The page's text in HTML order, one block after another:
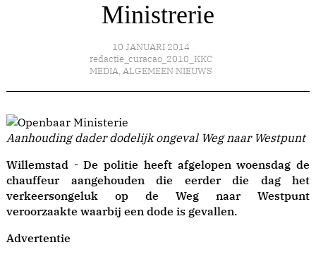
Ministrerie
10 JANUARI 2014
redactie_curacao_2010_KKC
MEDIA, ALGEMEEN NIEUWS
Aanhouding dader dodelijk ongeval Weg naar Westpunt
Willemstad - De politie heeft afgelopen woensdag de
chauffeur aangehouden die eerder die dag het
verkeersongeluk op de Weg naar Westpunt
veroorzaakte waarbij een dode is gevallen.
Advertentie